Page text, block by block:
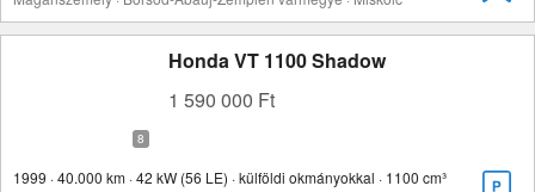
Honda VT 1100 Shadow
1 590 000 Ft
1999 · 40.000 km · 42 kW (56 LE) · külföldi okmányokkal · 1100 cm³